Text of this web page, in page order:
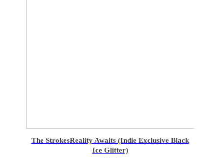
The StrokesReality Awaits (Indie Exclusive Black
Ice Glitter)